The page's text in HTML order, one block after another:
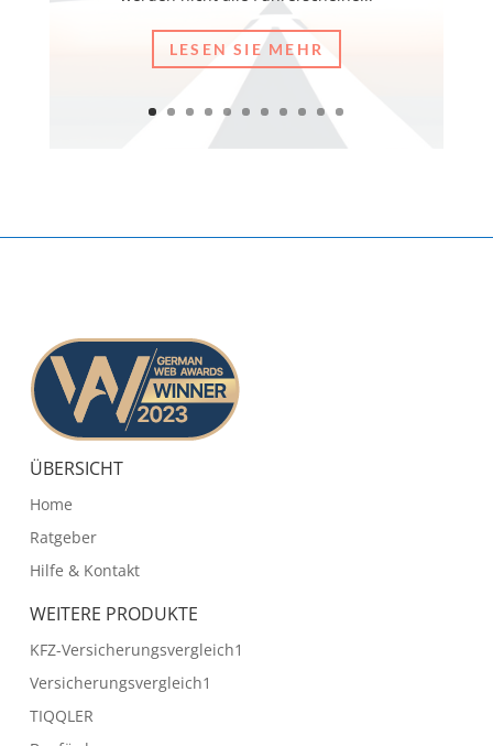
LESEN SIE MEHR
ÜBERSICHT
Home
Ratgeber
Hilfe & Kontakt
WEITERE PRODUKTE
KFZ-Versicherungsvergleich1
Versicherungsvergleich1
TIQQLER